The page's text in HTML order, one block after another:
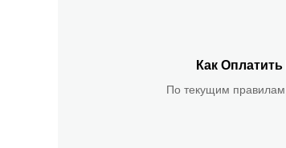
Как
По текущим